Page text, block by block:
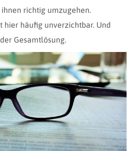
richtig umzugehen.
hier häufig unverzichtbar. Und
Gesamtlösung.